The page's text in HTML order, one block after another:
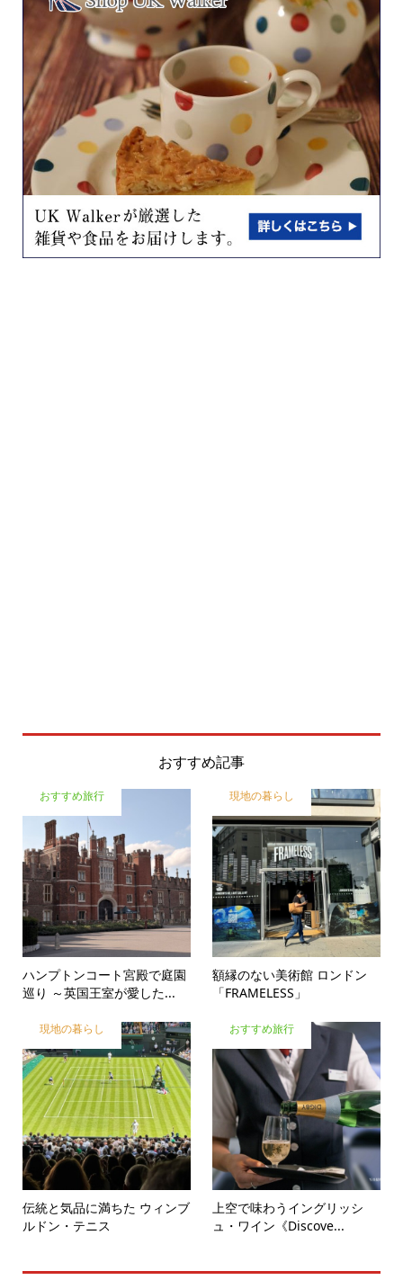
おすすめ記事
おすすめ旅行
ハンプトンコート宮殿で庭園
巡り ～英国王室が愛した...
現地の暮らし
額縁のない美術館 ロンドン
「FRAMELESS」
現地の暮らし
伝統と気品に満ちた ウィンブ
ルドン・テニス
おすすめ旅行
上空で味わうイングリッシ
ュ・ワイン《Discove...